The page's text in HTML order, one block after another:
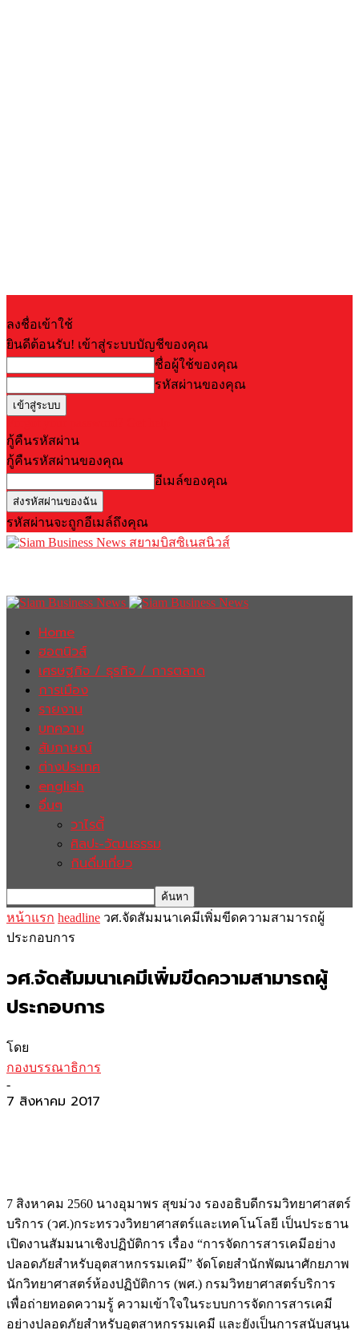
ลงชื่อเข้าใช้
ยินดีต้อนรับ! เข้าสู่ระบบบัญชีของคุณ
ชื่อผู้ใช้ของคุณ
รหัสผ่านของคุณ
กู้คืนรหัสผ่าน
กู้คืนรหัสผ่านของคุณ
อีเมล์ของคุณ
รหัสผ่านจะถูกอีเมล์ถึงคุณ
สยามบิสซิเนสนิวส์
Home
ฮอตนิวส์
เศรษฐกิจ / ธุรกิจ / การตลาด
การเมือง
รายงาน
บทความ
สัมภาษณ์
ต่างประเทศ
english
อื่นๆ
วาไรตี้
ศิลปะ-วัฒนธรรม
กินดื่มเที่ยว
หน้าแรก headline วศ.จัดสัมมนาเคมีเพิ่มขีดความสามารถผู้
ประกอบการ
วศ.จัดสัมมนาเคมีเพิ่มขีดความสามารถผู้
ประกอบการ
โดย
กองบรรณาธิการ
-
7 สิงหาคม 2017
7 สิงหาคม 2560 นางอุมาพร สุขม่วง รองอธิบดีกรมวิทยาศาสตร์
บริการ (วศ.)กระทรวงวิทยาศาสตร์และเทคโนโลยี เป็นประธาน
เปิดงานสัมมนาเชิงปฏิบัติการ เรื่อง “การจัดการสารเคมีอย่าง
ปลอดภัยสำหรับอุตสาหกรรมเคมี” จัดโดยสำนักพัฒนาศักยภาพ
นักวิทยาศาสตร์ห้องปฏิบัติการ (พศ.) กรมวิทยาศาสตร์บริการ
เพื่อถ่ายทอดความรู้ ความเข้าใจในระบบการจัดการสารเคมี
อย่างปลอดภัยสำหรับอุตสาหกรรมเคมี และยังเป็นการสนับสนุน